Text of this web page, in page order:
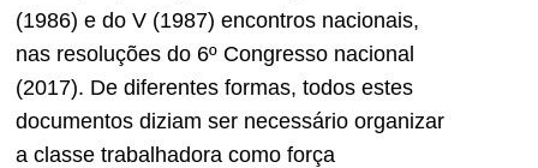
(1986) e do V (1987) encontros nacionais,
nas resoluções do 6º Congresso nacional
(2017). De diferentes formas, todos estes
documentos diziam ser necessário organizar
a classe trabalhadora como força